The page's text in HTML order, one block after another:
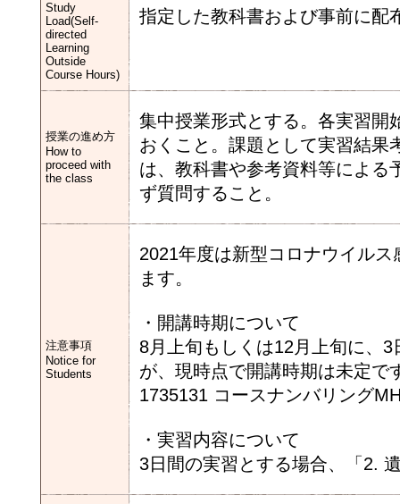
Study
Load(Self-
directed
Learning
Outside
Course Hours)
指定した教科書および事前に配
授業の進め方
How to
proceed with
the class
集中授業形式とする。各実習開
おくこと。課題として実習結果
は、教科書や参考資料等による
ず質問すること。
注意事項
Notice for
Students
2021年度は新型コロナウイル
ます。
・開講時期について
8月上旬もしくは12月上旬に、
が、現時点で開講時期は未定で
1735131 コースナンバリング
・実習内容について
3日間の実習とする場合、「2.